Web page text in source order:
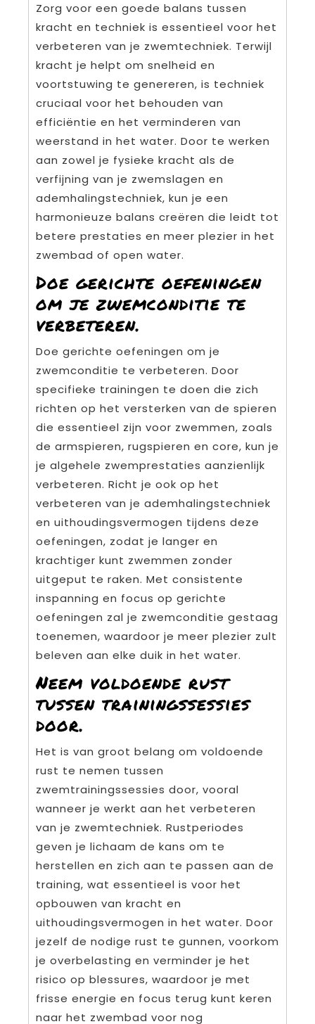
Zorg voor een goede balans tussen
kracht en techniek is essentieel voor het
verbeteren van je zwemtechniek. Terwijl
kracht je helpt om snelheid en
voortstuwing te genereren, is techniek
cruciaal voor het behouden van
efficiëntie en het verminderen van
weerstand in het water. Door te werken
aan zowel je fysieke kracht als de
verfijning van je zwemslagen en
ademhalingstechniek, kun je een
harmonieuze balans creëren die leidt tot
betere prestaties en meer plezier in het
zwembad of open water.
Doe gerichte oefeningen
om je zwemconditie te
verbeteren.
Doe gerichte oefeningen om je
zwemconditie te verbeteren. Door
specifieke trainingen te doen die zich
richten op het versterken van de spieren
die essentieel zijn voor zwemmen, zoals
de armspieren, rugspieren en core, kun je
je algehele zwemprestaties aanzienlijk
verbeteren. Richt je ook op het
verbeteren van je ademhalingstechniek
en uithoudingsvermogen tijdens deze
oefeningen, zodat je langer en
krachtiger kunt zwemmen zonder
uitgeput te raken. Met consistente
inspanning en focus op gerichte
oefeningen zal je zwemconditie gestaag
toenemen, waardoor je meer plezier zult
beleven aan elke duik in het water.
Neem voldoende rust
tussen trainingssessies
door.
Het is van groot belang om voldoende
rust te nemen tussen
zwemtrainingssessies door, vooral
wanneer je werkt aan het verbeteren
van je zwemtechniek. Rustperiodes
geven je lichaam de kans om te
herstellen en zich aan te passen aan de
training, wat essentieel is voor het
opbouwen van kracht en
uithoudingsvermogen in het water. Door
jezelf de nodige rust te gunnen, voorkom
je overbelasting en verminder je het
risico op blessures, waardoor je met
frisse energie en focus terug kunt keren
naar het zwembad voor nog